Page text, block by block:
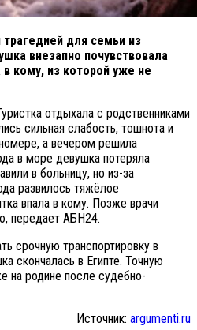
трагедией для семьи из
внезапно почувствовала
кому, из которой уже не
отдыхала с родственниками
сильная слабость, тошнота и
а вечером решила
в море девушка потеряла
в больницу, но из-за
развилось тяжёлое
впала в кому. Позже врачи
передает АБН24.
срочную транспортировку в
скончалась в Египте. Точную
на родине после судебно-
Источник: argumenti.ru